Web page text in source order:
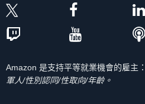
Amazon 是支持平等就業機會的雇主：
軍人/性別認同/性取向/年齡。